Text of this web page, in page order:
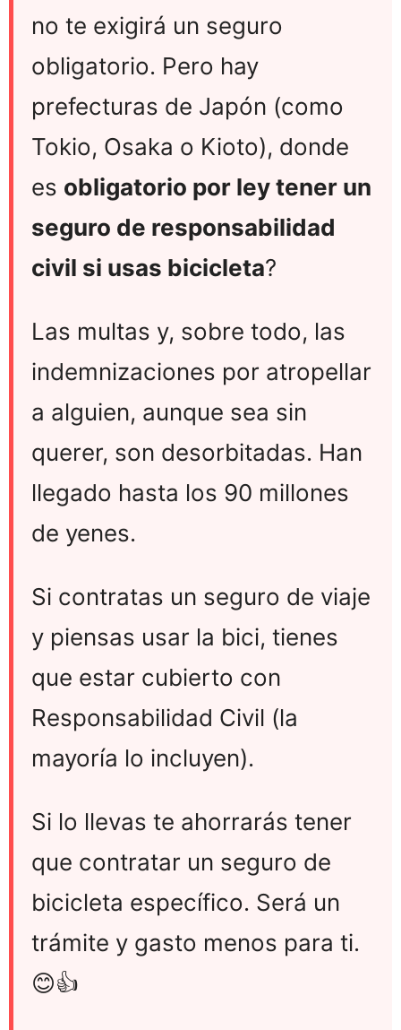
no te exigirá un seguro
obligatorio. Pero hay
prefecturas de Japón (como
Tokio, Osaka o Kioto), donde
es obligatorio por ley tener un
seguro de responsabilidad
civil si usas bicicleta?
Las multas y, sobre todo, las
indemnizaciones por atropellar
a alguien, aunque sea sin
querer, son desorbitadas. Han
llegado hasta los 90 millones
de yenes.
Si contratas un seguro de viaje
y piensas usar la bici, tienes
que estar cubierto con
Responsabilidad Civil (la
mayoría lo incluyen).
Si lo llevas te ahorrarás tener
que contratar un seguro de
bicicleta específico. Será un
trámite y gasto menos para ti.
😊👍